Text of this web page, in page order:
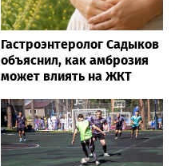
Гастроэнтеролог Садыков
объяснил, как амброзия
может влиять на ЖКТ